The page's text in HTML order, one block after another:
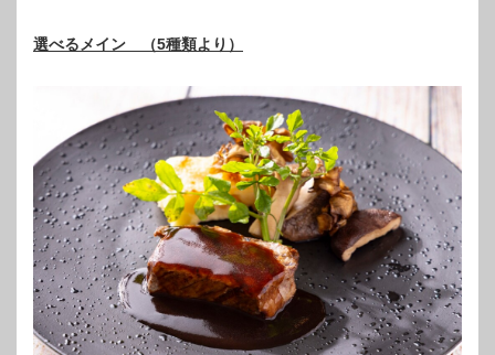
選べるメイン （5種類より）